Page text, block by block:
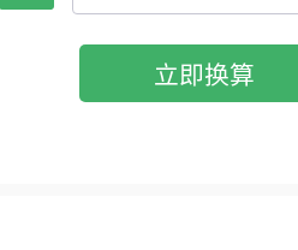
立即换算